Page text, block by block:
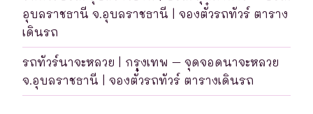
อุบลราชธานี จ.อุบลราชธานี | จองตั๋วรถทัวร์ ตาราง
เดินรถ
รถทัวร์นาจะหลวย | กรุงเทพ – จุดจอดนาจะหลวย
จ.อุบลราชธานี | จองตั๋วรถทัวร์ ตารางเดินรถ